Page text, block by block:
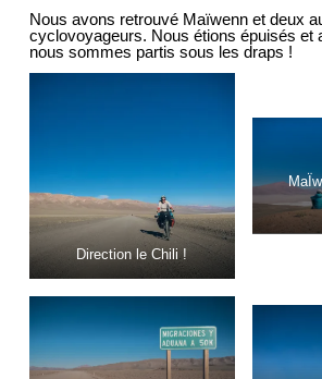
Nous avons retrouvé Maïwenn et deux
cyclovoyageurs. Nous étions épuisés et
nous sommes partis sous les draps !
Direction le Chili !